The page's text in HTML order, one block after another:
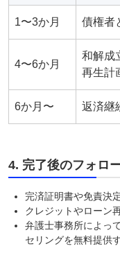
1〜3か月 債権者
4〜6か月
和解成
再生計
6か月〜 返済継
4. 完了後のフォロ
完済証明書や免責決
クレジットやローン
弁護士事務所によっ
セリングを無料提供